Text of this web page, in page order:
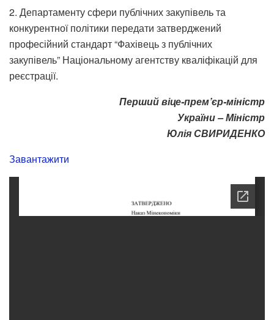
2. Департаменту сфери публічних закупівель та
конкурентної політики передати затверджений
професійний стандарт “Фахівець з публічних
закупівель” Національному агентству кваліфікацій для
реєстрації.
Перший віце-прем’єр-міністр
України – Міністр
Юлія СВИРИДЕНКО
Завантажити